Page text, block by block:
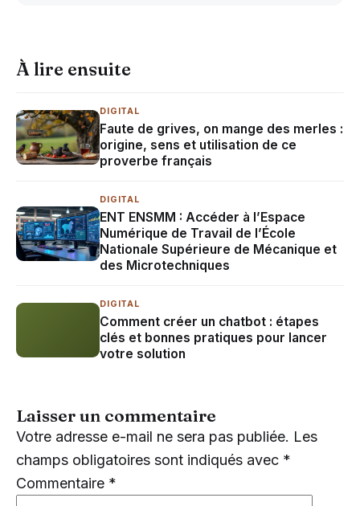
À lire ensuite
DIGITAL
Faute de grives, on mange des merles :
origine, sens et utilisation de ce
proverbe français
DIGITAL
ENT ENSMM : Accéder à l’Espace
Numérique de Travail de l’École
Nationale Supérieure de Mécanique et
des Microtechniques
DIGITAL
Comment créer un chatbot : étapes
clés et bonnes pratiques pour lancer
votre solution
Laisser un commentaire
Votre adresse e-mail ne sera pas publiée. Les
champs obligatoires sont indiqués avec *
Commentaire *